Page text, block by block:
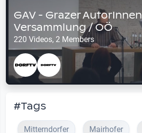
GAV - Grazer AutorInnen
Versammlung / OÖ
220 Videos, 2 Members
#Tags
Mitterndorfer Mairhofer